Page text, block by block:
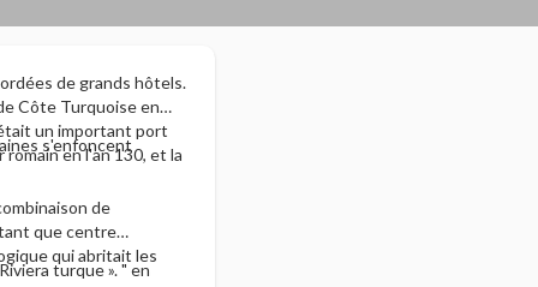
de grands hôtels.
Côte Turquoise en
un important port
en l'an 130, et la
s'enfoncent
de
que centre
qui abritait les
turque ». " en